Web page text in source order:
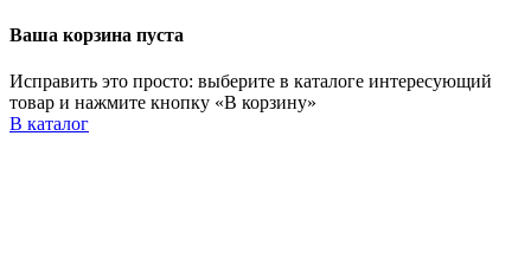
Ваша корзина пуста
Исправить это просто: выберите в каталоге интересующий
товар и нажмите кнопку «В корзину»
В каталог